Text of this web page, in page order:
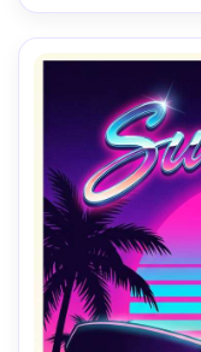
vintage, borda de